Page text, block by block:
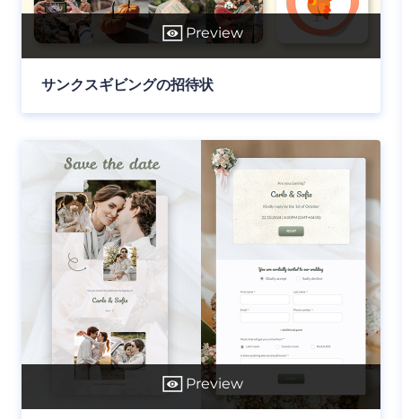
Preview
サンクスギビングの招待状
Preview